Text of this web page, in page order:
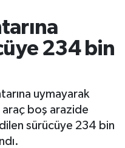
234 bin
uymayarak
boş arazide
sürücüye 234 bin